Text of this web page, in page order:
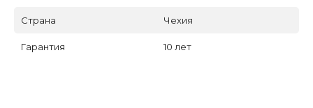
Страна Чехия
Гарантия 10 лет